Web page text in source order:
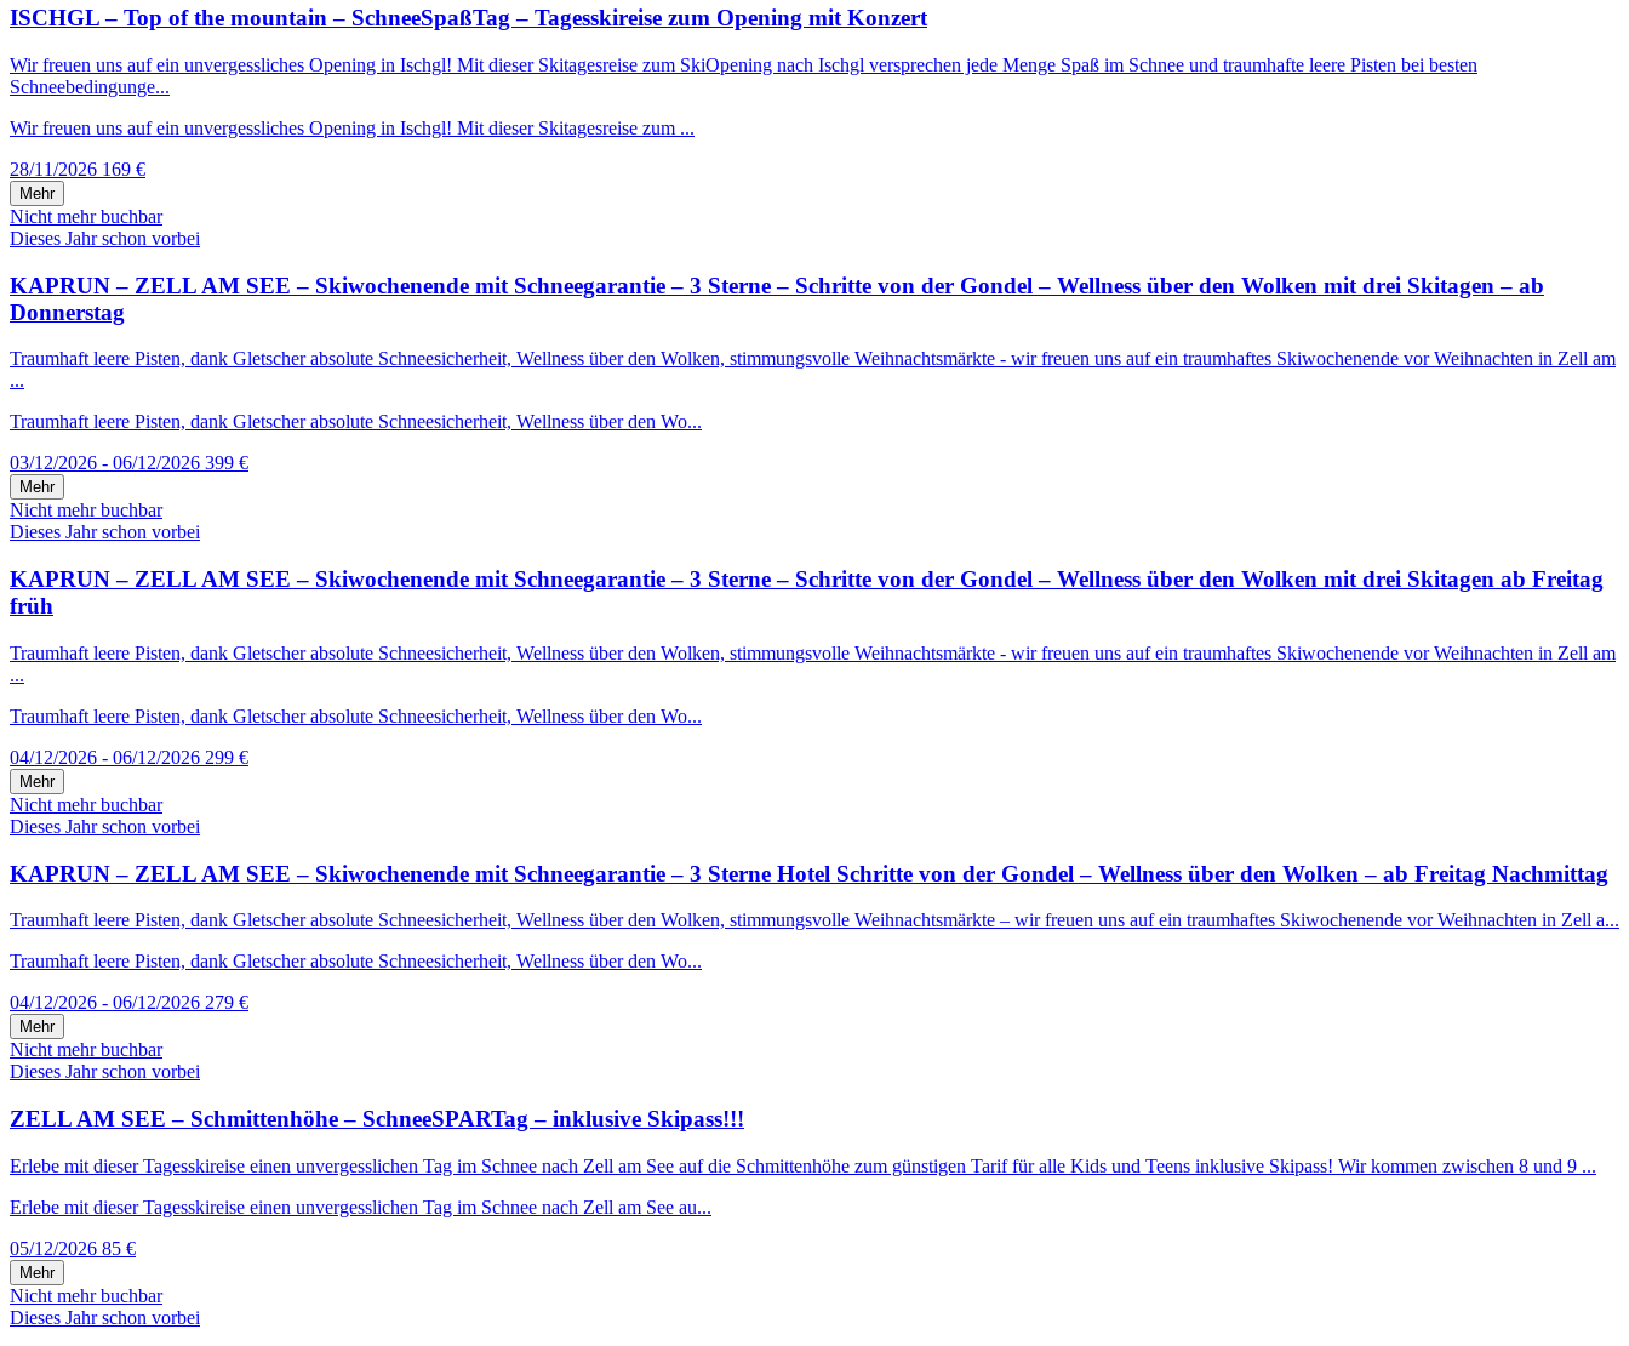
ISCHGL – Top of the mountain – SchneeSpaßTag – Tagesskireise zum Opening mit Konzert
Wir freuen uns auf ein unvergessliches Opening in Ischgl! Mit dieser Skitagesreise zum SkiOpening nach Ischgl versprechen jede Menge Spaß im Schnee und traumhafte leere Pisten bei besten
Schneebedingunge...
Wir freuen uns auf ein unvergessliches Opening in Ischgl! Mit dieser Skitagesreise zum ...
28/11/2026 169 €
Mehr
Nicht mehr buchbar
Dieses Jahr schon vorbei
KAPRUN – ZELL AM SEE – Skiwochenende mit Schneegarantie – 3 Sterne – Schritte von der Gondel – Wellness über den Wolken mit drei Skitagen – ab
Donnerstag
Traumhaft leere Pisten, dank Gletscher absolute Schneesicherheit, Wellness über den Wolken, stimmungsvolle Weihnachtsmärkte - wir freuen uns auf ein traumhaftes Skiwochenende vor Weihnachten in Zell am
...
Traumhaft leere Pisten, dank Gletscher absolute Schneesicherheit, Wellness über den Wo...
03/12/2026 - 06/12/2026 399 €
Mehr
Nicht mehr buchbar
Dieses Jahr schon vorbei
KAPRUN – ZELL AM SEE – Skiwochenende mit Schneegarantie – 3 Sterne – Schritte von der Gondel – Wellness über den Wolken mit drei Skitagen ab Freitag
früh
Traumhaft leere Pisten, dank Gletscher absolute Schneesicherheit, Wellness über den Wolken, stimmungsvolle Weihnachtsmärkte - wir freuen uns auf ein traumhaftes Skiwochenende vor Weihnachten in Zell am
...
Traumhaft leere Pisten, dank Gletscher absolute Schneesicherheit, Wellness über den Wo...
04/12/2026 - 06/12/2026 299 €
Mehr
Nicht mehr buchbar
Dieses Jahr schon vorbei
KAPRUN – ZELL AM SEE – Skiwochenende mit Schneegarantie – 3 Sterne Hotel Schritte von der Gondel – Wellness über den Wolken – ab Freitag Nachmittag
Traumhaft leere Pisten, dank Gletscher absolute Schneesicherheit, Wellness über den Wolken, stimmungsvolle Weihnachtsmärkte – wir freuen uns auf ein traumhaftes Skiwochenende vor Weihnachten in Zell a...
Traumhaft leere Pisten, dank Gletscher absolute Schneesicherheit, Wellness über den Wo...
04/12/2026 - 06/12/2026 279 €
Mehr
Nicht mehr buchbar
Dieses Jahr schon vorbei
ZELL AM SEE – Schmittenhöhe – SchneeSPARTag – inklusive Skipass!!!
Erlebe mit dieser Tagesskireise einen unvergesslichen Tag im Schnee nach Zell am See auf die Schmittenhöhe zum günstigen Tarif für alle Kids und Teens inklusive Skipass! Wir kommen zwischen 8 und 9 ...
Erlebe mit dieser Tagesskireise einen unvergesslichen Tag im Schnee nach Zell am See au...
05/12/2026 85 €
Mehr
Nicht mehr buchbar
Dieses Jahr schon vorbei